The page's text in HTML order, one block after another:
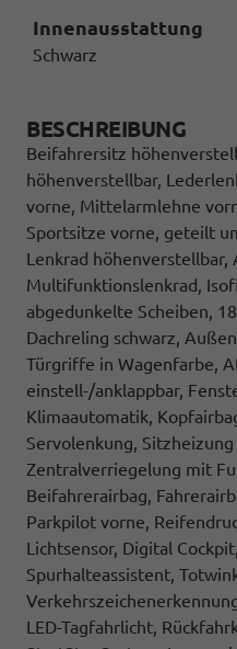
Innenausstattung
Schwarz
BESCHREIBUNG
Beifahrersitz
höhenverstellbar,
vorne, Mittelarmlehne
Sportsitze vorne, geteilt
Lenkrad höhenverstellbar,
Multifunktionslenkrad,
abgedunkelte Scheiben,
Dachreling schwarz,
Türgriffe in Wagenfarbe,
einstell-/anklappbar,
Klimaautomatik,
Servolenkung, Sitzheizung
Zentralverriegelung mit
Beifahrerairbag,
Parkpilot vorne,
Lichtsensor, Digital
Spurhalteassistent,
LED-Tagfahrlicht,